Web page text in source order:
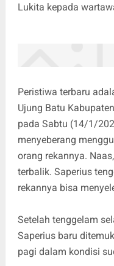
Lukita kepada
Peristiwa terbaru
Ujung Batu
pada Sabtu (14/1/
menyeberang
orang rekannya.
terbalik. Saperius
rekannya bisa
Setelah tenggelam
Saperius baru
pagi dalam kondisi